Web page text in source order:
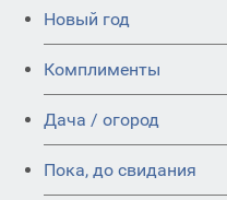
Новый год
Комплименты
Дача / огород
Пока, до свидания